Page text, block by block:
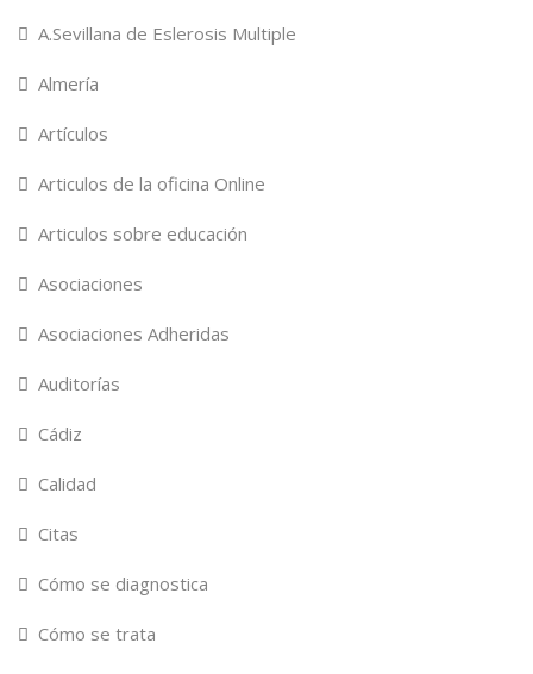
A.Sevillana de Eslerosis Multiple
Almería
Artículos
Articulos de la oficina Online
Articulos sobre educación
Asociaciones
Asociaciones Adheridas
Auditorías
Cádiz
Calidad
Citas
Cómo se diagnostica
Cómo se trata